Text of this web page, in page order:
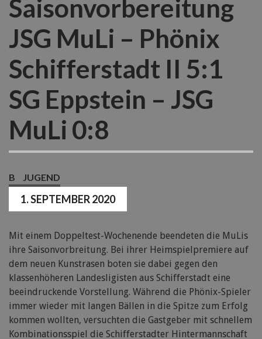
Saisonvorbereitung
JSG MuLi – Phönix
Schifferstadt II 5:1
SG Eppstein – JSG
MuLi 0:8
B JUGEND
1. SEPTEMBER 2020
Mit einem Doppeltest-Wochenende beendeten die MuLis
ihre Saisonvorbreitung. Bei ihrer Heimspielpremiere auf
dem neuen Kunstrasen boten sie dabei gegen den
klassenhöheren Landesligisten aus Schifferstadt eine
beeindruckende Vorstellung. Während die Phönix-Spieler
immer wieder mit langen Bällen in die Spitze zum Erfolg
kommen wollten, versuchten die Gastgeber mit schnellem
Kombinationsspiel die Schifferstadter Hintermannschaft